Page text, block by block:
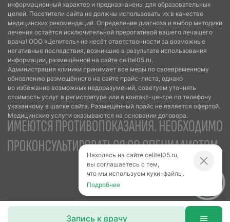
Запись к врачу
информационный характер и предназначены для образовательных
целей. Посетители сайта не должны использовать их в качестве
медицинских рекомендаций. Определение диагноза и выбор методики
лечения остаётся исключительной прерогативой вашего лечащего
врача! ООО «Целитель» не несёт ответственности за возможные
негативные последствия, возникшие в результате использования
информации, размещённой на сайте celitel05.ru.
Администрация клиники принимает все меры по своевременному
обновлению размещённого на сайте прайс-листа, однако
во избежание возможных недоразумений, советуем уточнять
стоимость услуг в регистратуре или в контакт-центре по телефону
указанному в шапке сайта. Размещённый прайс не является офертой.
Медицинские услуги оказываются на основании договора.
Находясь на сайте celitel05.ru,
вы соглашаетесь с тем,
что мы используем куки-файлы.
Подробнее